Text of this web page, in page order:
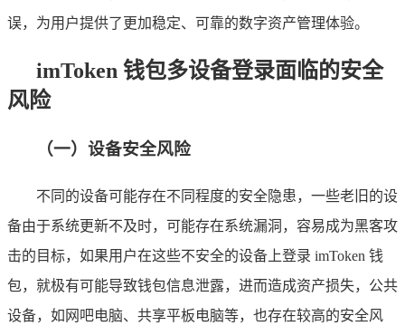
误，为用户提供了更加稳定、可靠的数字资产管理体验。
imToken 钱包多设备登录面临的安全
风险
（一）设备安全风险
不同的设备可能存在不同程度的安全隐患，一些老旧的设
备由于系统更新不及时，可能存在系统漏洞，容易成为黑客攻
击的目标，如果用户在这些不安全的设备上登录 imToken 钱
包，就极有可能导致钱包信息泄露，进而造成资产损失，公共
设备，如网吧电脑、共享平板电脑等，也存在较高的安全风